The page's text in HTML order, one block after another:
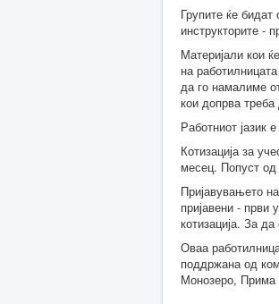
Групите ќе
инструкторите -
Материјали кои
на
да го намалиме
кои допрва треба
Работниот јазик
Котизација за
месец. Попуст од
Пријавувањето
пријавени - први
котизација. За
Оваа
поддржана од
Монозеро, Прима